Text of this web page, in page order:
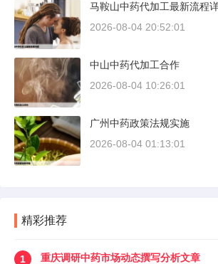
马鞍山中药代加工最新流程
2026-08-04 20:52:01
中山中药代加工合作
2026-08-04 10:26:01
广州中药政策法规实施
2026-08-04 01:13:01
精彩推荐
1
重庆调研中药市场动态撰写分析文章